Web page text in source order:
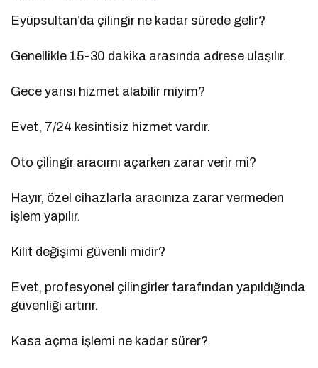
Eyüpsultan’da çilingir ne kadar sürede gelir?
Genellikle 15-30 dakika arasında adrese ulaşılır.
Gece yarısı hizmet alabilir miyim?
Evet, 7/24 kesintisiz hizmet vardır.
Oto çilingir aracımı açarken zarar verir mi?
Hayır, özel cihazlarla aracınıza zarar vermeden
işlem yapılır.
Kilit değişimi güvenli midir?
Evet, profesyonel çilingirler tarafından yapıldığında
güvenliği artırır.
Kasa açma işlemi ne kadar sürer?